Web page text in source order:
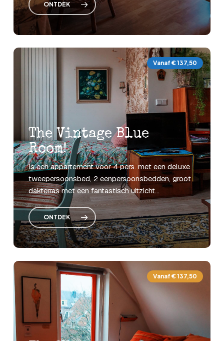
ONTDEK
Vanaf € 137,50
The Vintage Blue
Room!
Is een appartement voor 4 pers. met een deluxe
tweepersoonsbed, 2 eenpersoonsbedden, groot
dakterras met een fantastisch uitzicht...
ONTDEK
Vanaf € 137,50